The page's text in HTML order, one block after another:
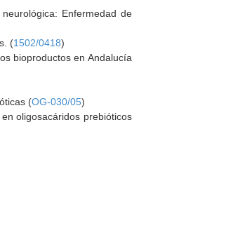
Enfermedad de
(1502/0418)
bioproductos en Andalucía
(OG-030/05)
oligosacáridos prebióticos